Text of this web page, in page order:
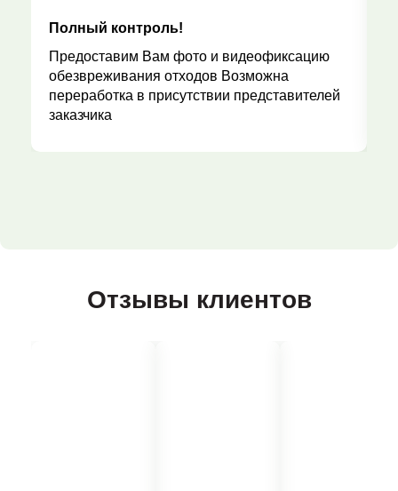
Полный контроль!
Предоставим Вам фото и видеофиксацию
обезвреживания отходов Возможна
переработка в присутствии представителей
заказчика
Отзывы клиентов